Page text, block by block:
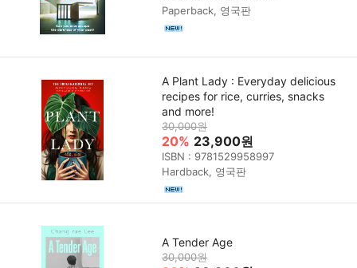
Paperback, 영국판
A Plant Lady : Everyday delicious
recipes for rice, curries, snacks
and more!
30,000원
20% 23,900원
ISBN : 9781529958997
Hardback, 영국판
A Tender Age
30,000원